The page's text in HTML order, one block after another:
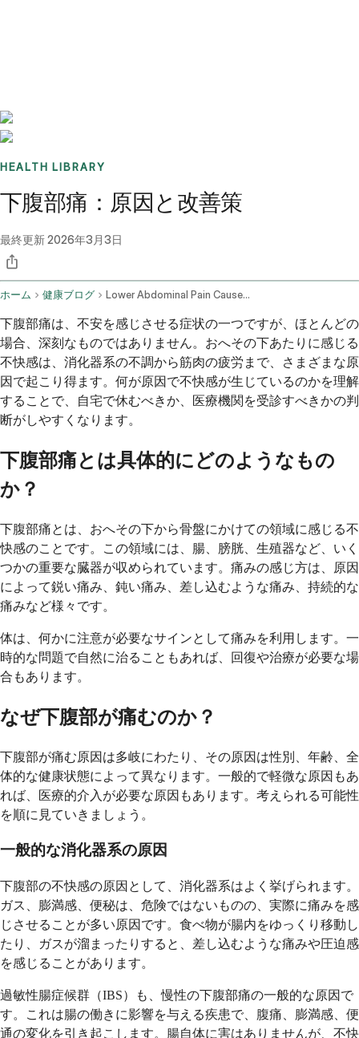
HEALTH LIBRARY
下腹部痛：原因と改善策
最終更新2026年3月3日
ホーム 健康ブログ Lower Abdominal Pain Causes And Management
下腹部痛は、不安を感じさせる症状の一つですが、ほとんどの
場合、深刻なものではありません。おへその下あたりに感じる
不快感は、消化器系の不調から筋肉の疲労まで、さまざまな原
因で起こり得ます。何が原因で不快感が生じているのかを理解
することで、自宅で休むべきか、医療機関を受診すべきかの判
断がしやすくなります。
下腹部痛とは具体的にどのようなもの
か？
下腹部痛とは、おへその下から骨盤にかけての領域に感じる不
快感のことです。この領域には、腸、膀胱、生殖器など、いく
つかの重要な臓器が収められています。痛みの感じ方は、原因
によって鋭い痛み、鈍い痛み、差し込むような痛み、持続的な
痛みなど様々です。
体は、何かに注意が必要なサインとして痛みを利用します。一
時的な問題で自然に治ることもあれば、回復や治療が必要な場
合もあります。
なぜ下腹部が痛むのか？
下腹部が痛む原因は多岐にわたり、その原因は性別、年齢、全
体的な健康状態によって異なります。一般的で軽微な原因もあ
れば、医療的介入が必要な原因もあります。考えられる可能性
を順に見ていきましょう。
一般的な消化器系の原因
下腹部の不快感の原因として、消化器系はよく挙げられます。
ガス、膨満感、便秘は、危険ではないものの、実際に痛みを感
じさせることが多い原因です。食べ物が腸内をゆっくり移動し
たり、ガスが溜まったりすると、差し込むような痛みや圧迫感
を感じることがあります。
過敏性腸症候群（IBS）も、慢性の下腹部痛の一般的な原因で
す。これは腸の働きに影響を与える疾患で、腹痛、膨満感、便
通の変化を引き起こします。腸自体に害はありませんが、不快